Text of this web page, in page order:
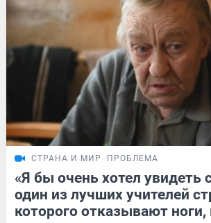
СТРАНА И МИР ПРОБЛЕМА
«Я бы очень хотел увидеть
один из лучших учителей
которого отказывают